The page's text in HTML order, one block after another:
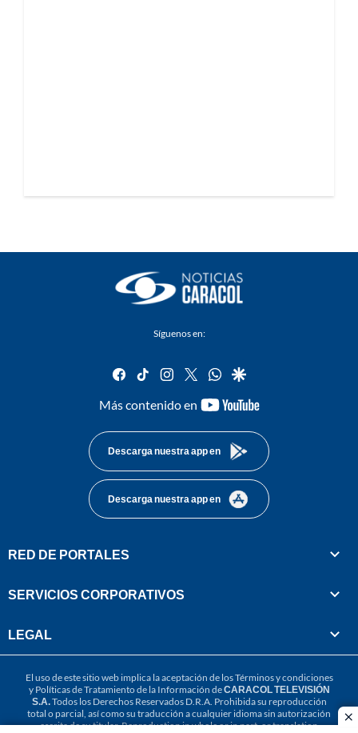
Síguenos en:
facebook
tiktok instagram
twitterwhatsapp
google
Más contenido en
youtube-
Descarga nuestra app en
Descarga nuestra app en
RED DE PORTALES
SERVICIOS CORPORATIVOS
LEGAL
El uso de este sitio web implica la aceptación de losTérminos y condiciones
y Políticas de Tratamiento de la Información deCARACOL TELEVISIÓN
S.A.Todos los Derechos Reservados D.R.A. Prohibida su reproducción
total o parcial, así como su traducción a cualquier idioma sin autorización
escrita de su titular. Reproduction in whole or in part, or translation